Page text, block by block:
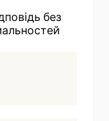
без